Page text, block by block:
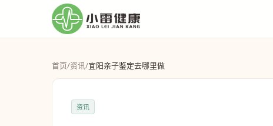
首页/资讯/宜阳亲子鉴定去哪里做
资讯